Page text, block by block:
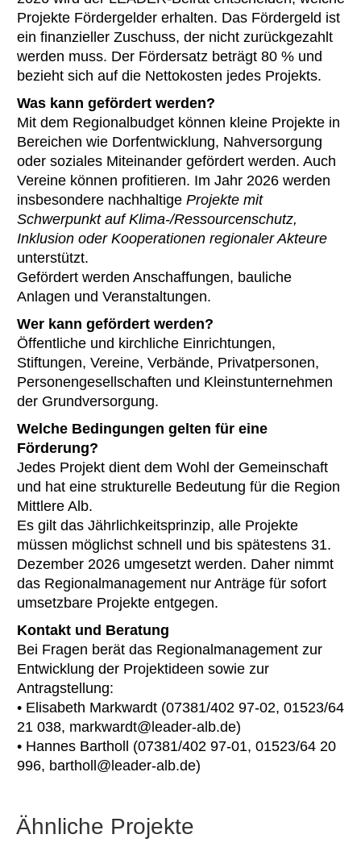
Projekte Fördergelder erhalten. Das Fördergeld ist
ein finanzieller Zuschuss, der nicht zurückgezahlt
werden muss. Der Fördersatz beträgt 80 % und
bezieht sich auf die Nettokosten jedes Projekts.
Was kann gefördert werden?
Mit dem Regionalbudget können kleine Projekte in
Bereichen wie Dorfentwicklung, Nahversorgung
oder soziales Miteinander gefördert werden. Auch
Vereine können profitieren. Im Jahr 2026 werden
insbesondere nachhaltige Projekte mit
Schwerpunkt auf Klima-/Ressourcenschutz,
Inklusion oder Kooperationen regionaler Akteure
unterstützt.
Gefördert werden Anschaffungen, bauliche
Anlagen und Veranstaltungen.
Wer kann gefördert werden?
Öffentliche und kirchliche Einrichtungen,
Stiftungen, Vereine, Verbände, Privatpersonen,
Personengesellschaften und Kleinstunternehmen
der Grundversorgung.
Welche Bedingungen gelten für eine
Förderung?
Jedes Projekt dient dem Wohl der Gemeinschaft
und hat eine strukturelle Bedeutung für die Region
Mittlere Alb.
Es gilt das Jährlichkeitsprinzip, alle Projekte
müssen möglichst schnell und bis spätestens 31.
Dezember 2026 umgesetzt werden. Daher nimmt
das Regionalmanagement nur Anträge für sofort
umsetzbare Projekte entgegen.
Kontakt und Beratung
Bei Fragen berät das Regionalmanagement zur
Entwicklung der Projektideen sowie zur
Antragstellung:
• Elisabeth Markwardt (07381/402 97-02, 01523/64
21 038, markwardt@leader-alb.de)
• Hannes Bartholl (07381/402 97-01, 01523/64 20
996, bartholl@leader-alb.de)
Ähnliche Projekte